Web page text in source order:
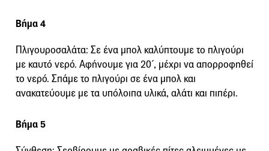
Βήμα 4
Πλιγουροσαλάτα: Σε ένα μπολ καλύπτουμε το πλιγούρι
με καυτό νερό. Αφήνουμε για 20΄, μέχρι να απορροφηθεί
το νερό. Σπάμε το πλιγούρι σε ένα μπολ και
ανακατεύουμε με τα υπόλοιπα υλικά, αλάτι και πιπέρι.
Βήμα 5